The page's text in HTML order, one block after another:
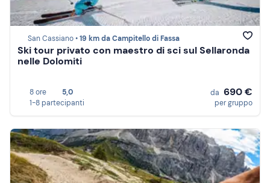
San Cassiano •19 km da Campitello di Fassa
Ski tour privato con maestro di sci sul Sellaronda
nelle Dolomiti
8 ore
5,0
1-8 partecipanti
da 690 €
per gruppo